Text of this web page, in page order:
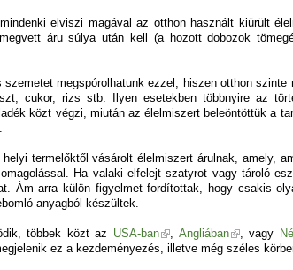
elviszi magával az otthon használt kiürült
áru súlya után kell (a hozott dobozok
megspórolhatunk ezzel, hiszen otthon szinte
cukor, rizs stb. Ilyen esetekben többnyire az
közt végzi, miután az élelmiszert beleöntöttük a
termelőktől vásárolt élelmiszert árulnak, amely,
Ha valaki elfelejt szatyrot vagy tároló
Ám arra külön figyelmet fordítottak, hogy csakis
anyagból készültek.
többek közt az USA-ban Angliában , vagy
ez a kezdeményezés, illetve még széles